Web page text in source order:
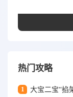
热门攻略
1 大宝二宝“掐